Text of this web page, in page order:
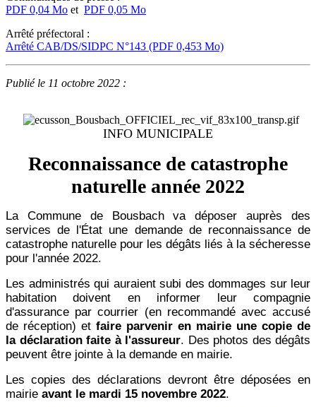
PDF 0,04 Mo et PDF 0,05 Mo
Arrêté préfectoral :
Arrêté CAB/DS/SIDPC N°143 (PDF 0,453 Mo)
Publié le 11 octobre 2022 :
INFO MUNICIPALE
Reconnaissance de catastrophe
naturelle année 2022
La Commune de Bousbach va déposer auprès des
services de l'État une demande de reconnaissance de
catastrophe naturelle pour les dégâts liés à la sécheresse
pour l'année 2022.
Les administrés qui auraient subi des dommages sur leur
habitation doivent en informer leur compagnie
d'assurance par courrier (en recommandé avec accusé
de réception) et faire parvenir en mairie une copie de
la déclaration faite à l'assureur. Des photos des dégâts
peuvent être jointe à la demande en mairie.
Les copies des déclarations devront être déposées en
mairie avant le mardi 15 novembre 2022.